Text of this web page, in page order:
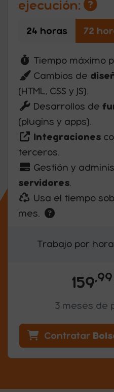
ejecución:
24 horas 72
Tiempo máximo
Cambios de
(HTML, CSS y JS).
Desarrollos de
(plugins y apps).
Integraciones
terceros.
Gestión y
servidores.
Usa el tiempo
mes.
Trabajo por
159,99
3 meses de
Contratar